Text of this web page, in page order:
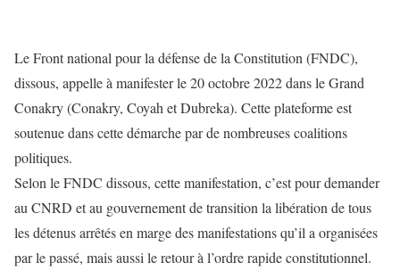
Le Front national pour la défense de la Constitution (FNDC),
dissous, appelle à manifester le 20 octobre 2022 dans le Grand
Conakry (Conakry, Coyah et Dubreka). Cette plateforme est
soutenue dans cette démarche par de nombreuses coalitions
politiques.
Selon le FNDC dissous, cette manifestation, c’est pour demander
au CNRD et au gouvernement de transition la libération de tous
les détenus arrêtés en marge des manifestations qu’il a organisées
par le passé, mais aussi le retour à l’ordre rapide constitutionnel.